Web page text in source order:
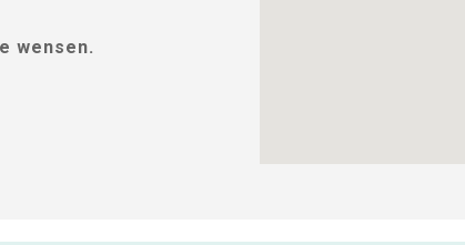
wensen.